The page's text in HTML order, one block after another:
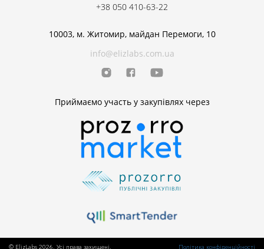
10003, м. Житомир, майдан Перемоги, 10
info@elizlabs.com.ua
Приймаємо участь у закупівлях через
+38 050 410-63-22
© ElizLabs 2026. Усі права захищені. Політика конфіденційності